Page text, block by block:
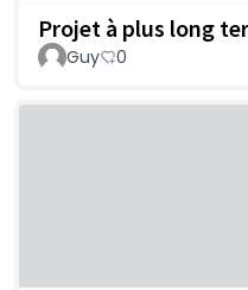
Projet à plus long
Guy 0